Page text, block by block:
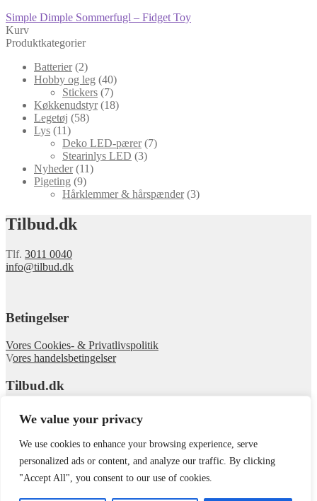
We value your privacy
We use cookies to enhance your browsing experience, serve
personalized ads or content, and analyze our traffic. By clicking
"Accept All", you consent to our use of cookies.
Indlægsnavigation
Forrige
indlæg:
Simple Dimple Sommerfugl – Fidget Toy
Kurv
Produktkategorier
Batterier (2)
Hobby og leg (40)
Stickers (7)
Køkkenudstyr (18)
Legetøj (58)
Lys (11)
Deko LED-pærer (7)
Stearinlys LED (3)
Nyheder (11)
Pigeting (9)
Hårklemmer & hårspænder (3)
Tilbud.dk
Tlf. 3011 0040
info@tilbud.dk
Betingelser
Vores Cookies- & Privatlivspolitik
Vores handelsbetingelser
Tilbud.dk
Om Tilbud
Se webshoppen
© tilbud.dk 2026
Min konto